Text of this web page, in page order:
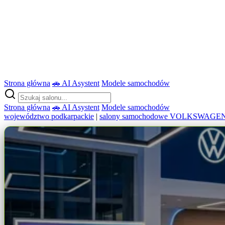
Strona główna 🚗 AI Asystent Modele samochodów
Strona główna 🚗 AI Asystent Modele samochodów
województwo podkarpackie | salony samochodowe